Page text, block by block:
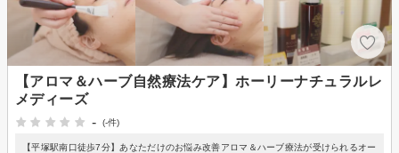
【アロマ＆ハーブ自然療法ケア】ホーリーナチュラルレ
メディーズ
-
(-件)
【平塚駅南口徒歩7分】あなただけのお悩み改善アロマ＆ハーブ療法が受けられるオー